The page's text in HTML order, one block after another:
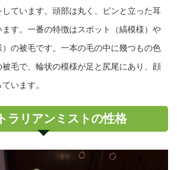
ています。頭部は丸く、ピンと立った耳
す。一番の特徴はスポット（縞模様）や
の被毛です。一本の毛の中に幾つもの色
毛で、輪状の模様が足と尻尾にあり、顔
います。
ラリアンミストの性格